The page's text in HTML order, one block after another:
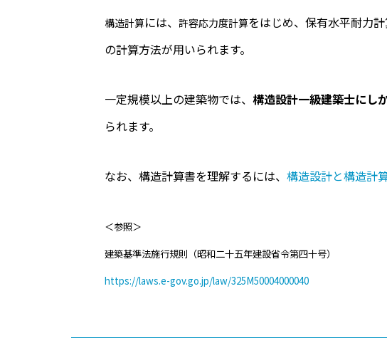
構造計算には、 許容応力度計算をはじめ、保有水平耐力
の計算方法が用いられます。
一定規模以上の建築物では、 構造設計一級建築士にし
られます。
なお、構造計算書を理解するには、 構造設計と構造計
＜参照＞
建築基準法施行規則（昭和二十五年建設省令第四十号）
https://laws.e-gov.go.jp/law/325M50004000040